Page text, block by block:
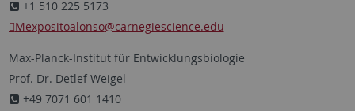
+1 510 225 5173
Mexpositoalonso@carnegiescience.edu
Max-Planck-Institut für Entwicklungsbiologie
Prof. Dr. Detlef Weigel
+49 7071 601 1410